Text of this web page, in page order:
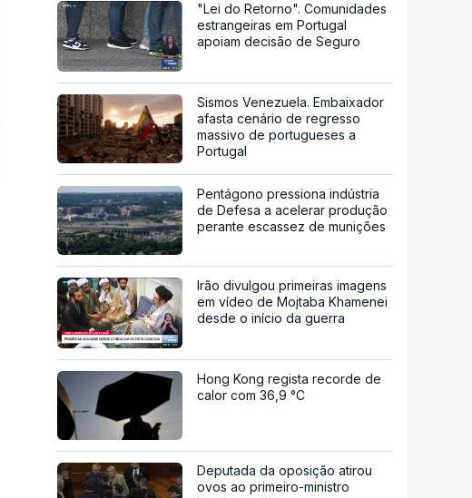
"Lei do Retorno". Comunidades
estrangeiras em Portugal
apoiam decisão de Seguro
Sismos Venezuela. Embaixador
afasta cenário de regresso
massivo de portugueses a
Portugal
Pentágono pressiona indústria
de Defesa a acelerar produção
perante escassez de munições
Irão divulgou primeiras imagens
em vídeo de Mojtaba Khamenei
desde o início da guerra
Hong Kong regista recorde de
calor com 36,9 °C
Deputada da oposição atirou
ovos ao primeiro-ministro